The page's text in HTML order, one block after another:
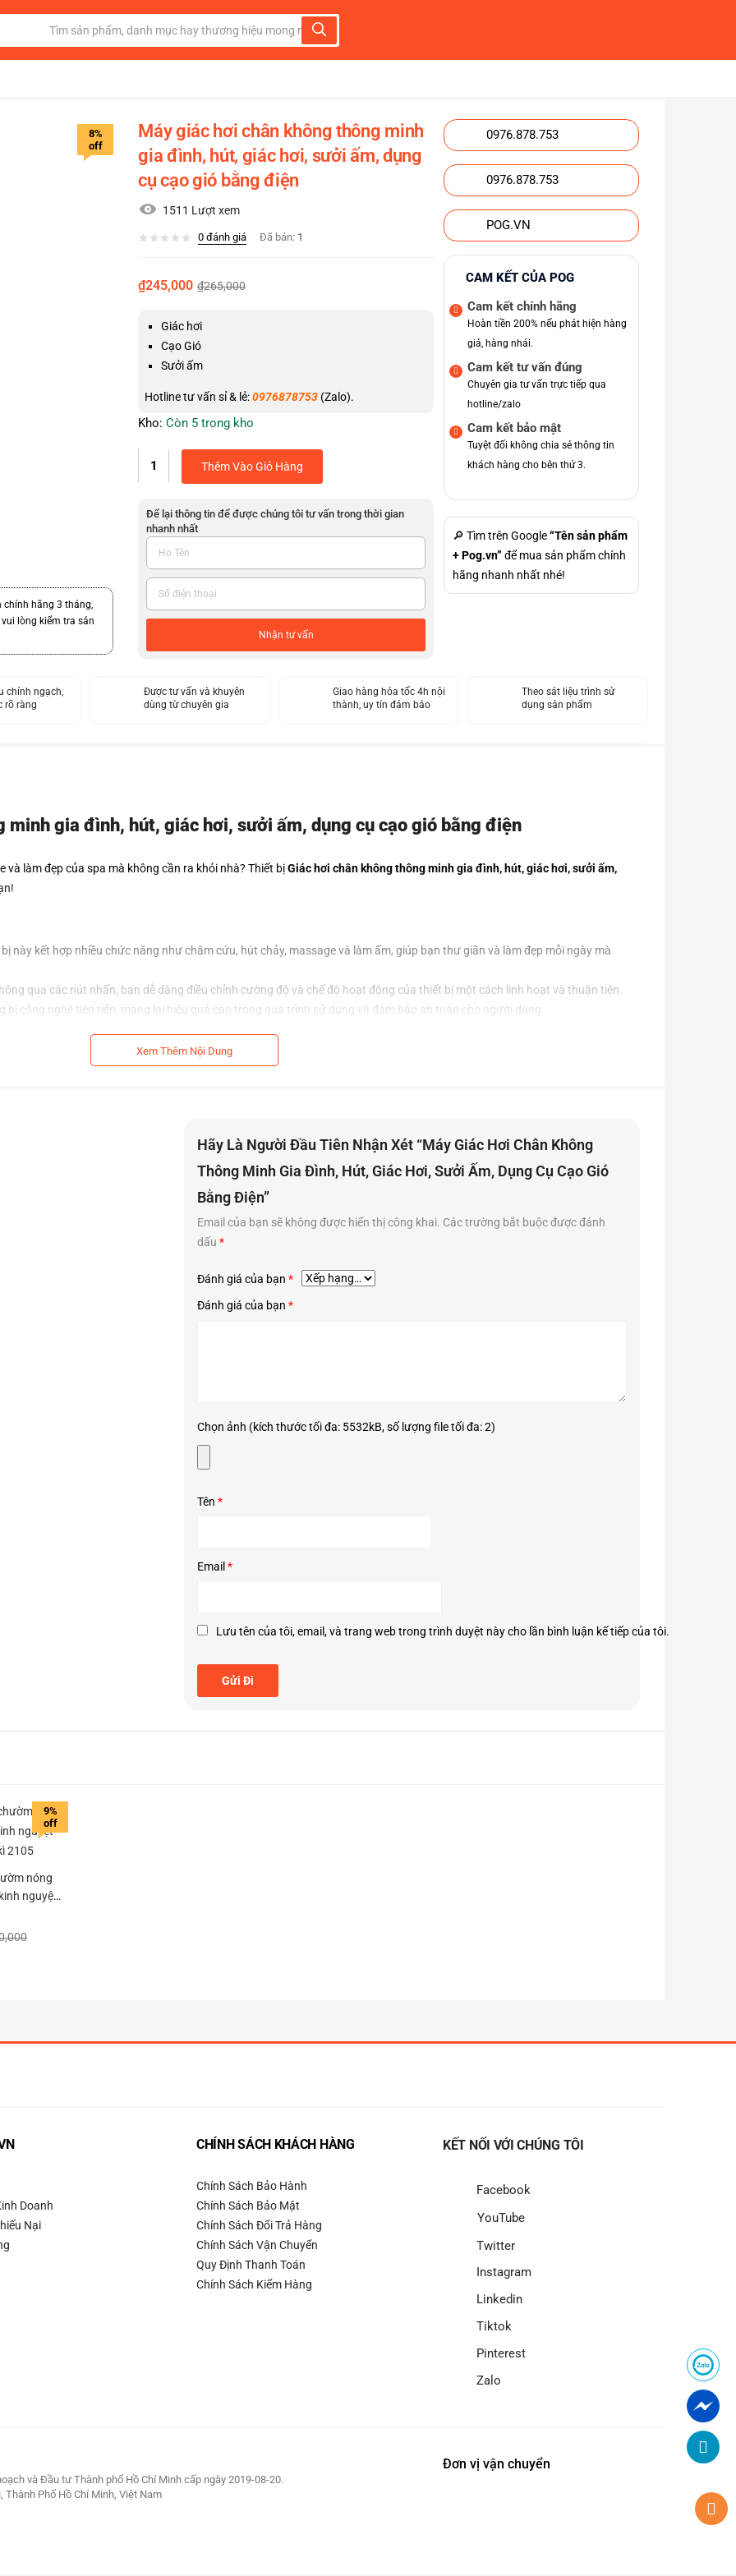
8%
off
hãng 3 tháng,
lòng kiểm tra sản
Máy giác hơi chân không thông minh
gia đình, hút, giác hơi, sưởi ấm, dụng
cụ cạo gió bằng điện
1511 Lượt xem
0 đánh giá Đã bán: 1
₫245,000 ₫265,000
Giác hơi
Cạo Gió
Sưởi ấm
Hotline tư vấn sỉ & lẻ:0976878753 (Zalo).
Kho:Còn 5 trong kho
Thêm Vào Giỏ Hàng
Để lại thông tin để được chúng tôi tư vấn trong thời gian
nhanh nhất
Nhận tư vấn
0976.878.753
0976.878.753
POG.VN
CAM KẾT CỦA POG
Cam kết chính hãng
Hoàn tiền 200% nếu phát hiện hàng
giả, hàng nhái.
Cam kết tư vấn đúng
Chuyên gia tư vấn trực tiếp qua
hotline/zalo
Cam kết bảo mật
Tuyệt đối không chia sẻ thông tin
khách hàng cho bên thứ 3.
🔎 Tìm trên Google“Tên sản phẩm
+ Pog.vn” để mua sản phẩm chính
hãng nhanh nhất nhé!
chính ngạch,
rõ ràng
Được tư vấn và khuyên
dùng từ chuyên gia
Giao hàng hỏa tốc 4h nội
thành, uy tín đảm bảo
Theo sát liệu trình sử
dụng sản phẩm
gia đình, hút, giác hơi, sưởi ấm, dụng cụ cạo gió bằng điện
làm đẹp của spa mà không cần ra khỏi nhà? Thiết bịGiác hơi chân không thông minh gia đình, hút, giác hơi, sưởi ấm,
này kết hợp nhiều chức năng như châm cứu, hút chảy, massage và làm ấm, giúp bạn thư giãn và làm đẹp mỗi ngày mà
qua các nút nhấn, bạn dễ dàng điều chỉnh cường độ và chế độ hoạt động của thiết bị một cách linh hoạt và thuận tiện.
bị công nghệ tiên tiến, mang lại hiệu quả cao trong quá trình sử dụng và đảm bảo an toàn cho người dùng.
giãn và làm đẹp tuyệt vời mà không cần phải tốn kém chi phí hoặc thời gian di chuyển đến spa. Hãy để sản phẩm này trở
Xem Thêm Nội Dung
Hãy Là Người Đầu Tiên Nhận Xét “Máy Giác Hơi Chân Không
Thông Minh Gia Đình, Hút, Giác Hơi, Sưởi Ấm, Dụng Cụ Cạo Gió
Bằng Điện”
Email của bạn sẽ không được hiển thị công khai. Các trường bắt buộc được đánh
dấu *
Đánh giá của bạn *
Đánh giá của bạn *
Chọn ảnh (kích thước tối đa: 5532kB, số lượng file tối đa: 2)
Tên *
Email *
Lưu tên của tôi, email, và trang web trong trình duyệt này cho lần bình luận kế tiếp của tôi.
9%
off
nóng
nguyệt
2105
Doanh
Nại
CHÍNH SÁCH KHÁCH HÀNG
Chính Sách Bảo Hành
Chính Sách Bảo Mật
Chính Sách Đổi Trả Hàng
Chính Sách Vận Chuyển
Quy Định Thanh Toán
Chính Sách Kiểm Hàng
KẾT NỐI VỚI CHÚNG TÔI
Facebook
YouTube
Twitter
Instagram
Linkedin
Tiktok
Pinterest
Zalo
và Đầu tư Thành phố Hồ Chí Minh cấp ngày 2019-08-20.
Phố Hồ Chí Minh, Việt Nam
Đơn vị vận chuyển